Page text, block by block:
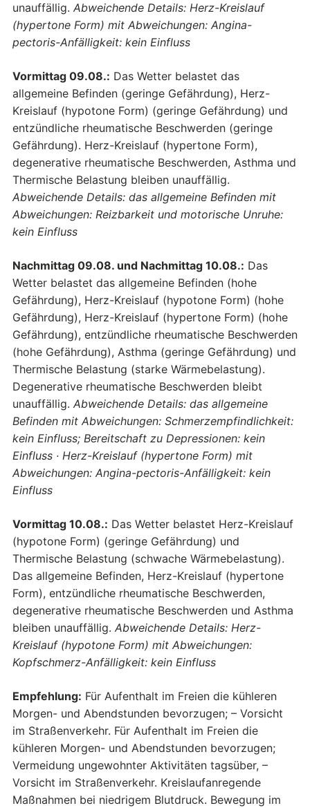
unauffällig. Abweichende Details: Herz-Kreislauf
(hypertone Form) mit Abweichungen: Angina-
pectoris-Anfälligkeit: kein Einfluss
Vormittag 09.08.: Das Wetter belastet das
allgemeine Befinden (geringe Gefährdung), Herz-
Kreislauf (hypotone Form) (geringe Gefährdung) und
entzündliche rheumatische Beschwerden (geringe
Gefährdung). Herz-Kreislauf (hypertone Form),
degenerative rheumatische Beschwerden, Asthma und
Thermische Belastung bleiben unauffällig.
Abweichende Details: das allgemeine Befinden mit
Abweichungen: Reizbarkeit und motorische Unruhe:
kein Einfluss
Nachmittag 09.08. und Nachmittag 10.08.: Das
Wetter belastet das allgemeine Befinden (hohe
Gefährdung), Herz-Kreislauf (hypotone Form) (hohe
Gefährdung), Herz-Kreislauf (hypertone Form) (hohe
Gefährdung), entzündliche rheumatische Beschwerden
(hohe Gefährdung), Asthma (geringe Gefährdung) und
Thermische Belastung (starke Wärmebelastung).
Degenerative rheumatische Beschwerden bleibt
unauffällig. Abweichende Details: das allgemeine
Befinden mit Abweichungen: Schmerzempfindlichkeit:
kein Einfluss; Bereitschaft zu Depressionen: kein
Einfluss · Herz-Kreislauf (hypertone Form) mit
Abweichungen: Angina-pectoris-Anfälligkeit: kein
Einfluss
Vormittag 10.08.: Das Wetter belastet Herz-Kreislauf
(hypotone Form) (geringe Gefährdung) und
Thermische Belastung (schwache Wärmebelastung).
Das allgemeine Befinden, Herz-Kreislauf (hypertone
Form), entzündliche rheumatische Beschwerden,
degenerative rheumatische Beschwerden und Asthma
bleiben unauffällig. Abweichende Details: Herz-
Kreislauf (hypotone Form) mit Abweichungen:
Kopfschmerz-Anfälligkeit: kein Einfluss
Empfehlung: Für Aufenthalt im Freien die kühleren
Morgen- und Abendstunden bevorzugen; – Vorsicht
im Straßenverkehr. Für Aufenthalt im Freien die
kühleren Morgen- und Abendstunden bevorzugen;
Vermeidung ungewohnter Aktivitäten tagsüber, –
Vorsicht im Straßenverkehr. Kreislaufanregende
Maßnahmen bei niedrigem Blutdruck. Bewegung im